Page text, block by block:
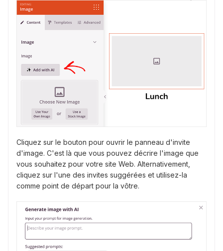
Cliquez sur le bouton pour ouvrir le panneau d'invite
d'image. C'est là que vous pouvez décrire l'image que
vous souhaitez pour votre site Web. Alternativement,
cliquez sur l'une des invites suggérées et utilisez-la
comme point de départ pour la vôtre.